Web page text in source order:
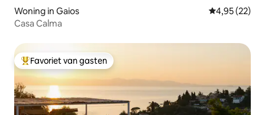
Woning in Gaios Gemiddelde
4,95 (22)
Casa Calma
Topfavoriet van gasten
Favoriet van gasten